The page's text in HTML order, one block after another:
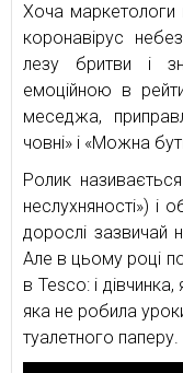
Хоча
коронавірус
лезу бритви і
емоційною в
меседжа,
човні» і «Можна
Ролик
неслухняності») і
дорослі зазвичай
Але в цьому році
в Tesco: і
яка не робила
туалетного паперу.